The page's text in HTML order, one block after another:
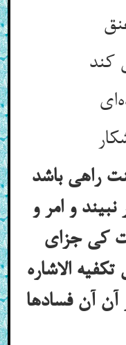
راهی باشد
و امر و
کی جزای
الاشاره
آن آن فسادها